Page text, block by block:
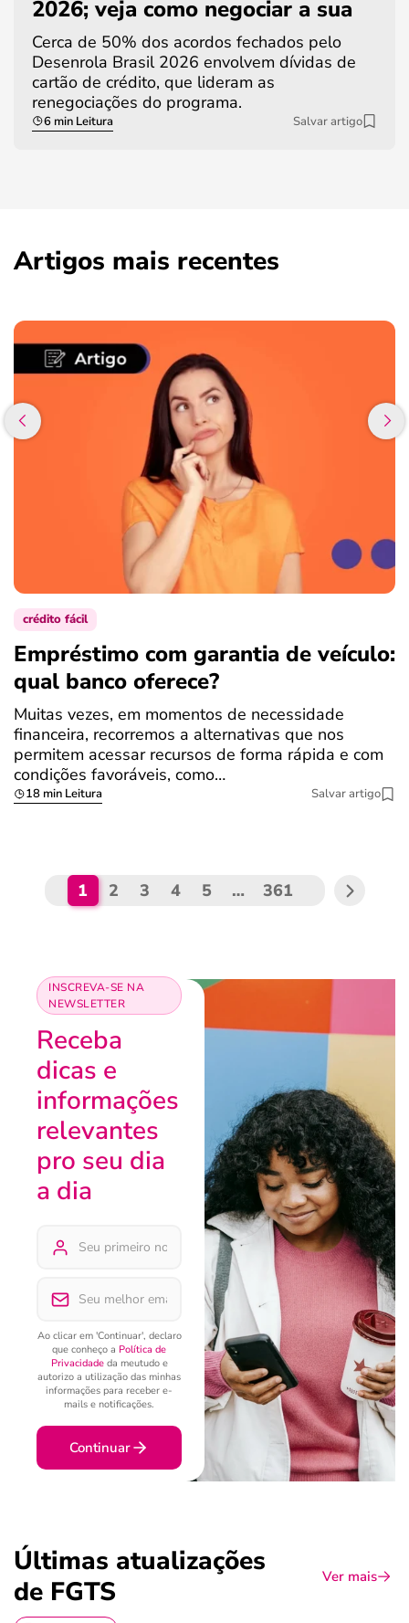
2026; veja como negociar a sua
Cerca de 50% dos acordos fechados pelo
Desenrola Brasil 2026 envolvem dívidas de
cartão de crédito, que lideram as
renegociações do programa.
6 min Leitura Salvar artigo
Artigos mais recentes
crédito fácil
Empréstimo com garantia de veículo:
qual banco oferece?
Muitas vezes, em momentos de necessidade
financeira, recorremos a alternativas que nos
permitem acessar recursos de forma rápida e com
condições favoráveis, como…
18 min Leitura Salvar artigo
1 2 3 4 5 … 361
INSCREVA-SE NA
NEWSLETTER
Receba
dicas e
informações
relevantes
pro seu dia
a dia
Ao clicar em 'Continuar', declaro
que conheço a Política de
Privacidadeda meutudo e
autorizo a utilização das minhas
informações para receber e-
mails e notificações.
Continuar
Últimas atualizações
de FGTS
Ver mais